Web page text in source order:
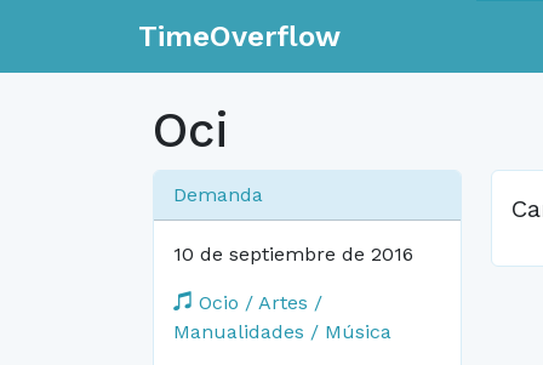
TimeOverflow
Oci
Demanda
10 de septiembre de 2016
Ocio / Artes /
Manualidades / Música